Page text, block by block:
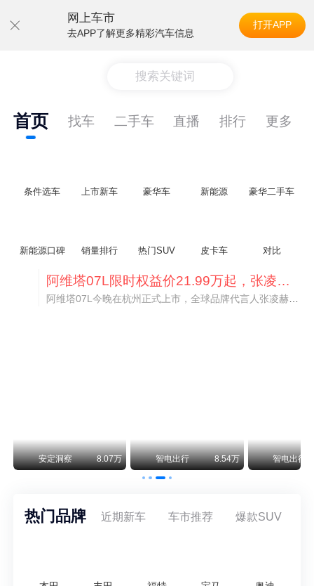
网上车市
去APP了解更多精彩汽车信息
打开APP
搜索关键词
首页 找车 二手车 直播 排行 更多
条件选车 上市新车 豪华车 新能源 豪华二手车
新能源口碑 销量排行 热门SUV 皮卡车 对比
阿维塔07L限时权益价21.99万起，张凌赫成首位车主
阿维塔07L今晚在杭州正式上市，全球品牌代言人张凌赫现场提车，成为这台车的第一位主人。三个版本：Elite纯电版22.99万，Max+后驱纯电版24.99万，Ultra三电机四驱版27.99万。
安定洞察 8.07万 智电出行 8.54万 智电出行
热门品牌 近期新车 车市推荐 爆款SUV